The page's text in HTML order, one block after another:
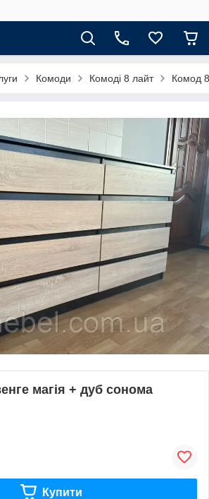
Комоди Комоді 8 лайт Комод
магія + дуб сонома
Купити